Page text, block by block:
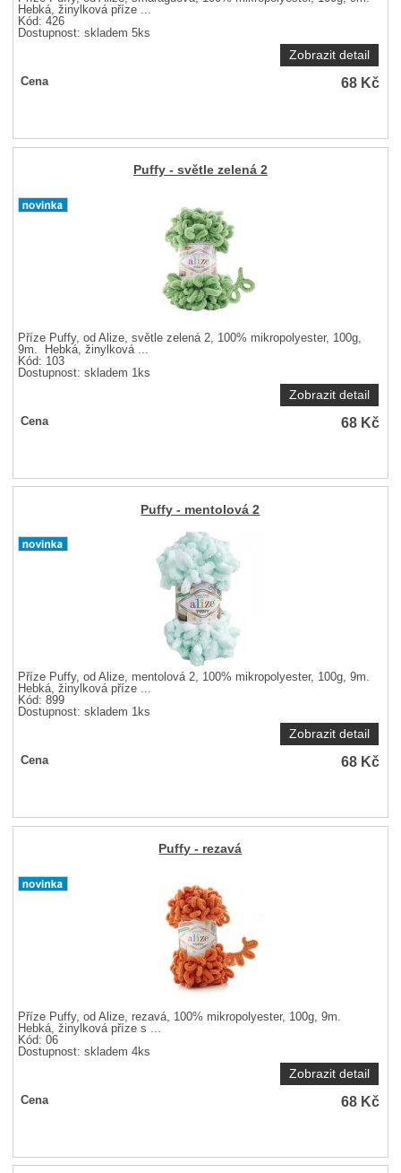
Hebká, žinylková příze ...
Kód: 426
Dostupnost:skladem 5ks
Zobrazit detail
Cena 68 Kč
Puffy - světle zelená 2
Příze Puffy, od Alize, světle zelená 2, 100% mikropolyester, 100g,
9m. Hebká, žinylková ...
Kód: 103
Dostupnost:skladem 1ks
Zobrazit detail
Cena 68 Kč
Puffy - mentolová 2
Příze Puffy, od Alize, mentolová 2, 100% mikropolyester, 100g, 9m.
Hebká, žinylková příze ...
Kód: 899
Dostupnost:skladem 1ks
Zobrazit detail
Cena 68 Kč
Puffy - rezavá
Příze Puffy, od Alize, rezavá, 100% mikropolyester, 100g, 9m.
Hebká, žinylková příze s ...
Kód: 06
Dostupnost:skladem 4ks
Zobrazit detail
Cena 68 Kč